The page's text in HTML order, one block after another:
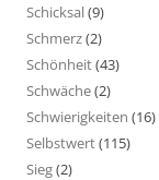
Schicksal(9)
Schmerz(2)
Schönheit(43)
Schwäche(2)
Schwierigkeiten (16)
Selbstwert(115)
Sieg(2)